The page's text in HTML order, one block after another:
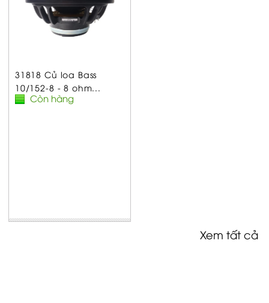
31818 Củ loa Bass
10/152-8 - 8 ohm...
Còn hàng
Xem tất cả